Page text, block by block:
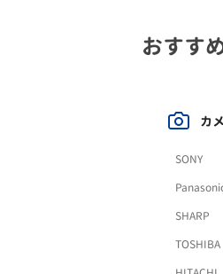
おすす
カ
SONY
SHARP
TOSHIBA